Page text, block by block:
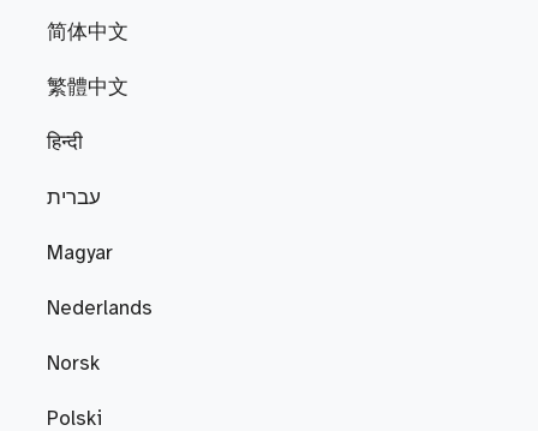
简体中文
繁體中文
हिन्दी
עברית
Magyar
Nederlands
Norsk
Polski